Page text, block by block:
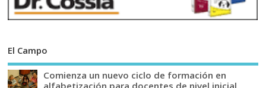
El Campo
Comienza un nuevo ciclo de formación en